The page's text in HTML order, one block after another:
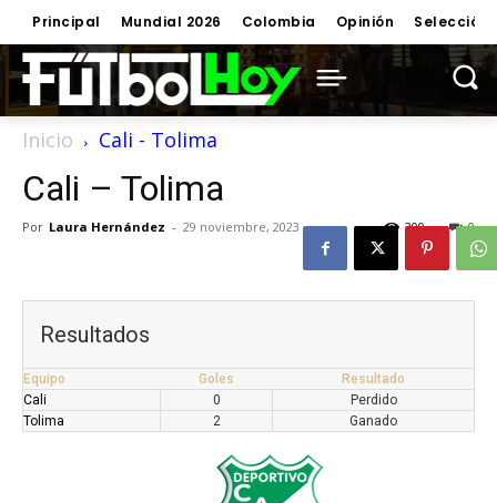
Principal Mundial 2026 Colombia Opinión Selección
Inicio Cali - Tolima
Cali – Tolima
Por Laura Hernández - 29 noviembre, 2023 0
300
Resultados
Equipo Goles
Resultado
Cali
0
Perdido
Tolima
2 Ganado